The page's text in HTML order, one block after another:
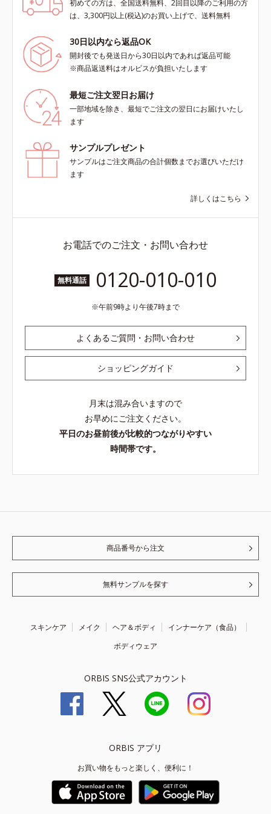
初めての方は、全国送料無料、2回目以降のご利用の方
は、3,300円以上(税込)のお買い上げで、送料無料
30日以内なら返品OK
開封後でも発送日から30日以内であれば返品可能
※商品返送料はオルビスが負担いたします
最短ご注文翌日お届け
一部地域を除き、最短でご注文の翌日にお届けいたし
ます
サンプルプレゼント
サンプルはご注文商品の合計個数までお選びいただけ
ます
詳しくはこちら
お電話でのご注文・お問い合わせ
無料通話 0120-010-010
午前9時より午後7時まで
よくあるご質問・お問い合わせ
ショッピングガイド
月末は混み合いますので
お早めにご注文ください。
平日のお昼前後が比較的つながりやすい
時間帯です。
商品番号から注文
無料サンプルを探す
スキンケア メイク ヘア＆ボディ
インナーケア（食品）
ボディウェア
ORBIS SNS公式アカウント
ORBIS アプリ
お買い物をもっと楽しく、便利に！